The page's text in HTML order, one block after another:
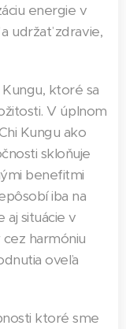
energie v
udržať zdravie,
ktoré sa
V úplnom
Kungu ako
skloňuje
benefitmi
iba na
aj situácie v
harmóniu
oveľa
ktoré sme